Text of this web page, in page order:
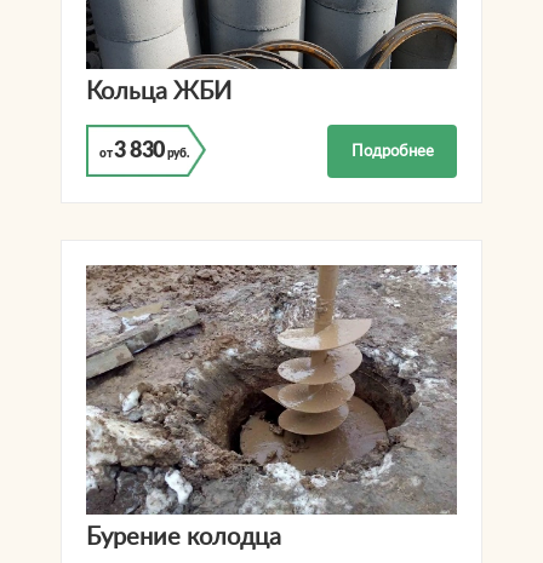
Кольца ЖБИ
от3 830 руб. Подробнее
Бурение колодца